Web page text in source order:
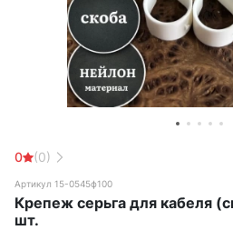
0 (0)
Артикул 15-0545ф100
Крепеж серьга для кабеля
шт.